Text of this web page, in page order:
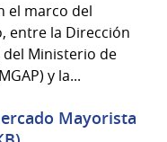
el marco del
entre la Dirección
del Ministerio de
y la...
Mayorista